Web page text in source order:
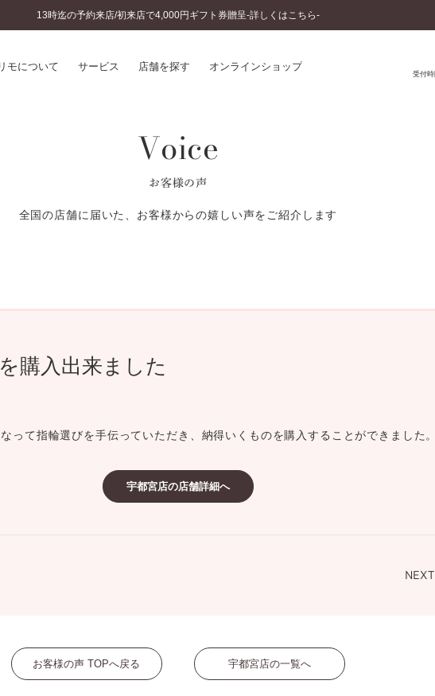
13時迄の予約来店/初来店で4,000円ギフト券贈呈-詳しくはこちら-
モについて サービス 店舗を探す オンラインショップ
のこだわり
スダイヤモンド&バースストー
ーズサポート
予約について
婚約指輪とは
結婚指輪とは
セットリングとは
ショップブログ
Voice
お客様の声
全国の店舗に届いた、お客様からの嬉しい声をご紹介します
購入出来ました
って指輪選びを手伝っていただき、納得いくものを購入することができました。
宇都宮店の店舗詳細へ
NEXT
お客様の声 TOPへ戻る 宇都宮店の一覧へ